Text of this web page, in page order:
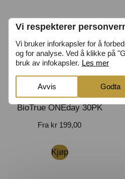
Vi respekterer
Vi bruker inforkapsler for å
og for analyse. Ved å klikke på
bruk av infokapsler. Les mer
Avvis Godta
BioTrue ONEday 30PK
Fra kr 199,00
Kjøp